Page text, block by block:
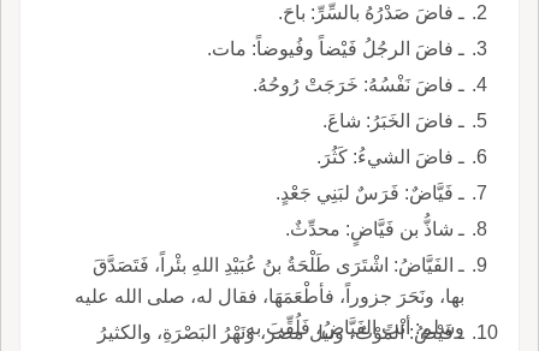
ـ فاضَ صَدْرُهُ بالسِّرِّ: باحَ.
ـ فاضَ الرجُلُ فَيْضاً وفُيوضاً: مات.
ـ فاضَ نَفْسُهُ: خَرَجَتْ رُوحُهُ.
ـ فاضَ الخَبَرُ: شاعَ.
ـ فاضَ الشيءُ: كَثُرَ.
ـ فَيَّاضٌ: فَرَسٌ لبَنِي جَعْدٍ.
ـ شاذُّ بن فَيَّاضٍ: محدِّثٌ.
ـ الفَيَّاضُ: اشْتَرَى طَلْحَةُ بنُ عُبَيْدِ اللهِ بئْراً، فَتَصَدَّقَ
بها، ونَحَرَ جزوراً، فأطْعَمَهَا، فقال له، صلى الله عليه
وسلم: أنْتَ الفَيَّاضُ، فَلُقِّبَ به.
ـ فَيْضُ: المَوْتُ، ونيل مصر، ونَهْرُ البَصْرَةِ، والكثيرُ